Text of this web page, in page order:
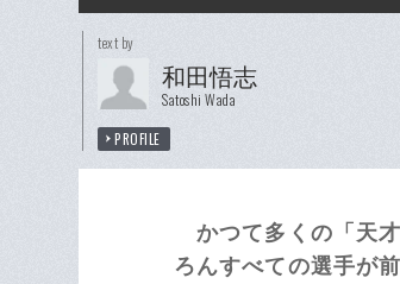
text by
和田悟志
Satoshi Wada
PROFILE
かつて多くの「天
ろんすべての選手が